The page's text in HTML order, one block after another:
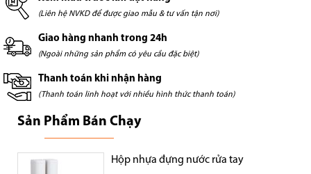
(Liên hệ NVKD để được giao mẫu & tư vấn tận nơi)
Giao hàng nhanh trong 24h
(Ngoài những sản phẩm có yêu cầu đặc biệt)
Thanh toán khi nhận hàng
(Thanh toán linh hoạt với nhiều hình thức thanh toán)
Sản Phẩm Bán Chạy
Hộp nhựa đựng nước rửa tay